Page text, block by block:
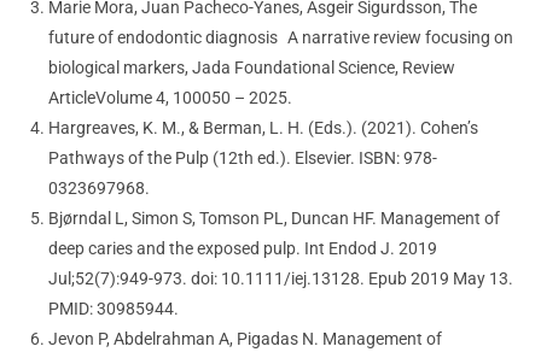
Marie Mora, Juan Pacheco-Yanes, Asgeir Sigurdsson, The
future of endodontic diagnosis A narrative review focusing on
biological markers, Jada Foundational Science, Review
ArticleVolume 4, 100050 – 2025.
Hargreaves, K. M., & Berman, L. H. (Eds.). (2021). Cohen’s
Pathways of the Pulp (12th ed.). Elsevier. ISBN: 978-
0323697968.
Bjørndal L, Simon S, Tomson PL, Duncan HF. Management of
deep caries and the exposed pulp. Int Endod J. 2019
Jul;52(7):949-973. doi: 10.1111/iej.13128. Epub 2019 May 13.
PMID: 30985944.
Jevon P, Abdelrahman A, Pigadas N. Management of